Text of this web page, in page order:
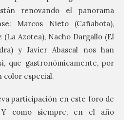
renovando el panorama
Marcos Nieto (Cañabota),
(La Azotea), Nacho Dargallo (El
y Javier Abascal nos han
que gastronómicamente, por
color especial.
participación en este foro de
Y como siempre, en el año